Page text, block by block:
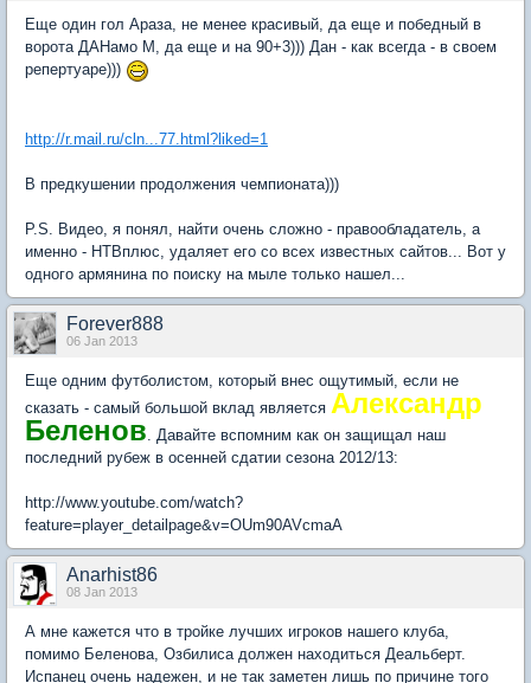
Еще один гол Араза, не менее красивый, да еще и победный в
ворота ДАНамо М, да еще и на 90+3))) Дан - как всегда - в своем
репертуаре)))
http://r.mail.ru/cln...77.html?liked=1
В предкушении продолжения чемпионата)))
P.S. Видео, я понял, найти очень сложно - правообладатель, а
именно - НТВплюс, удаляет его со всех известных сайтов... Вот у
одного армянина по поиску на мыле только нашел...
Forever888
06 Jan 2013
Еще одним футболистом, который внес ощутимый, если не
сказать - самый большой вклад является Александр
Беленов . Давайте вспомним как он защищал наш
последний рубеж в осенней сдатии сезона 2012/13:
http://www.youtube.com/watch?
feature=player_detailpage&v=OUm90AVcmaA
Anarhist86
08 Jan 2013
А мне кажется что в тройке лучших игроков нашего клуба,
помимо Беленова, Озбилиса должен находиться Деальберт.
Испанец очень надежен, и не так заметен лишь по причине того